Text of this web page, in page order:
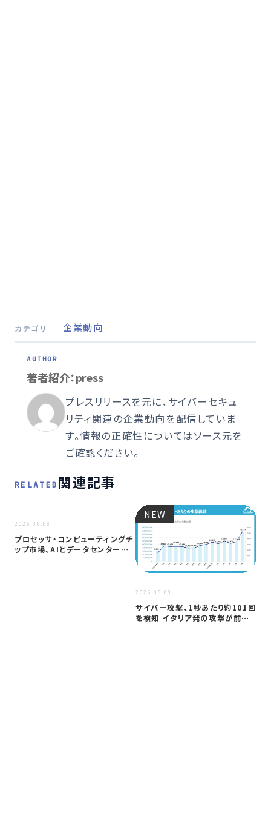
カテゴリ 企業動向
著者紹介：press
プレスリリースを元に、サイバーセキュ
リティ関連の企業動向を配信していま
す。情報の正確性についてはソース元を
ご確認ください。
RELATED 関連記事
2026.08.08
プロセッサ・コンピューティングチ
ップ市場、AIとデータセンター需
NEW
2026.08.08
サイバー攻撃、1秒あたり約101回
を検知 イタリア発の攻撃が前年